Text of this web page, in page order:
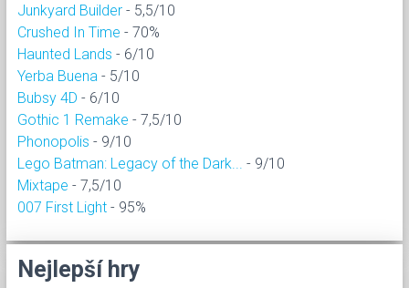
Junkyard Builder - 5,5/10
Crushed In Time - 70%
Haunted Lands - 6/10
Yerba Buena - 5/10
Bubsy 4D - 6/10
Gothic 1 Remake - 7,5/10
Phonopolis - 9/10
Lego Batman: Legacy of the Dark...
- 9/10
Mixtape - 7,5/10
007 First Light - 95%
Nejlepší hry